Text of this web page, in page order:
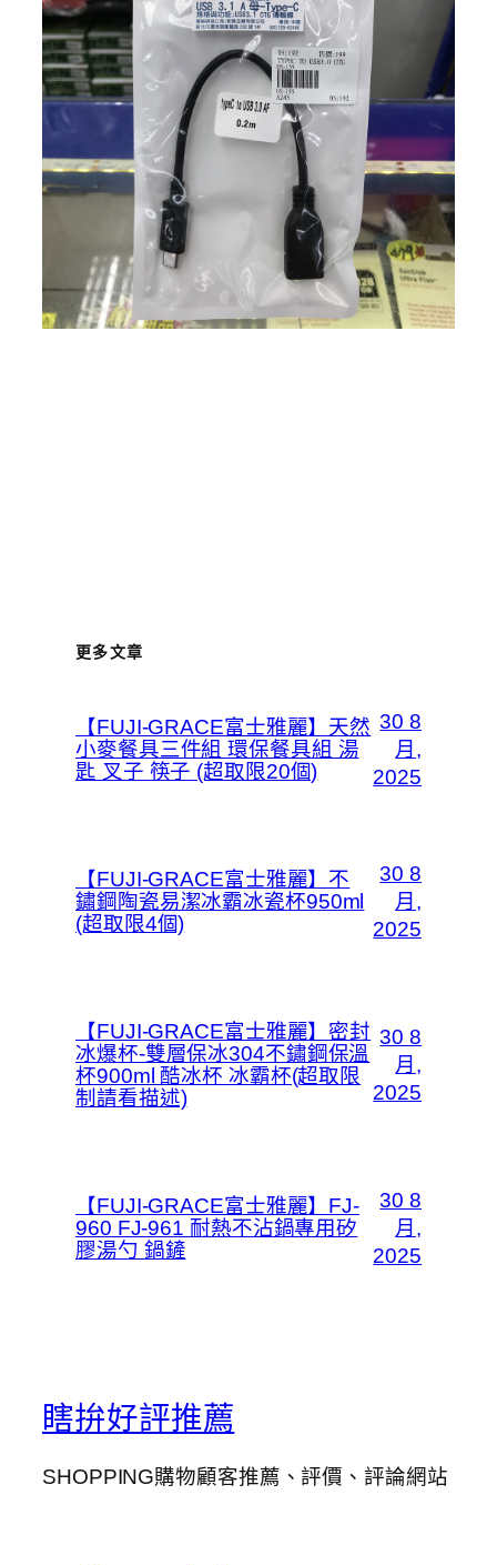
更多文章
【FUJI-GRACE富士雅麗】天然
小麥餐具三件組 環保餐具組 湯
匙 叉子 筷子 (超取限20個)
30 8
月,
2025
【FUJI-GRACE富士雅麗】不
鏽鋼陶瓷易潔冰霸冰瓷杯950ml
(超取限4個)
30 8
月,
2025
【FUJI-GRACE富士雅麗】密封
冰爆杯-雙層保冰304不鏽鋼保溫
杯900ml 酷冰杯 冰霸杯(超取限
制請看描述)
30 8
月,
2025
【FUJI-GRACE富士雅麗】FJ-
960 FJ-961 耐熱不沾鍋專用矽
膠湯勺 鍋鏟
30 8
月,
2025
瞎拚好評推薦
SHOPPING購物顧客推薦、評價、評論網站